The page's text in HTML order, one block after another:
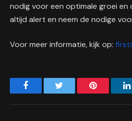
nodig voor een optimale groei en
altijd alert en neem de nodige
Voor meer informatie, kijk op:
Facebook Pinterest